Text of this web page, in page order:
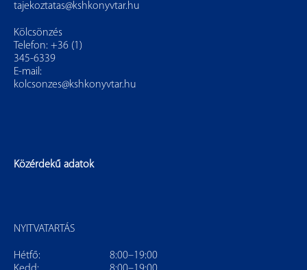
tajekoztatas@kshkonyvtar.hu
Kölcsönzés
Telefon: +36 (1)
345-6339
E-mail:
kolcsonzes@kshkonyvtar.hu
Közérdekű adatok
NYITVATARTÁS
Hétfő:
8:00–19:00